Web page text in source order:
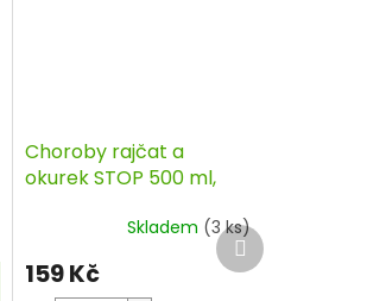
Choroby rajčat a
okurek STOP 500 ml,
Skladem (3 ks)
159 Kč
Další
produkt